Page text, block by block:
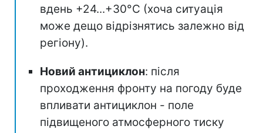
вдень +24...+30°C (хоча ситуація
може дещо відрізнятись залежно від
регіону).
Новий антициклон: після
проходження фронту на погоду буде
впливати антициклон - поле
підвищеного атмосферного тиску